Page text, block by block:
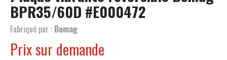
BPR35/60D #E000472
Fabriqué par : Bomag
Prix sur demande